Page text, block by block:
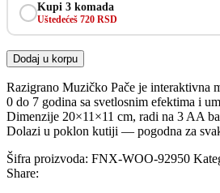
Kupi 3 komada
Uštedećeš 720 RSD
Dodaj u korpu
Razigrano Muzičko Pače je interaktivna
0 do 7 godina sa svetlosnim efektima i
Dimenzije 20×11×11 cm, radi na 3 AA
Dolazi u poklon kutiji — pogodna za
Šifra proizvoda: FNX-WOO-92950
Share: